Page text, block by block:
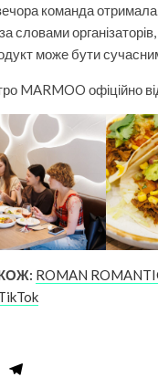
команда
словами
може бути
MARMOO офіційно
ROMAN